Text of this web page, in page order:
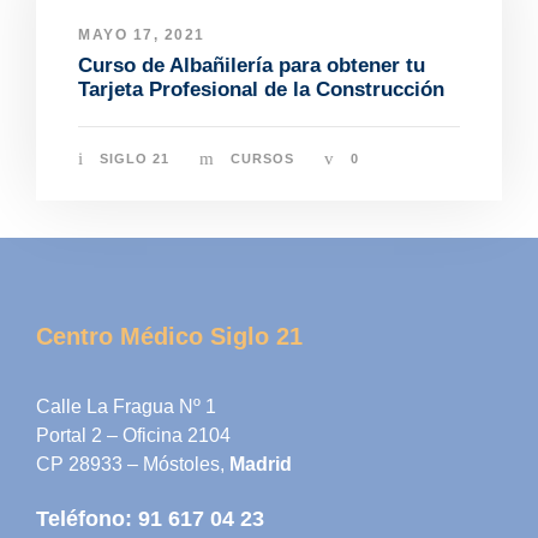
MAYO 17, 2021
Curso de Albañilería para obtener tu
Tarjeta Profesional de la Construcción
SIGLO 21 CURSOS 0
Centro Médico Siglo 21
Calle La Fragua Nº 1
Portal 2 – Oficina 2104
CP 28933 – Móstoles, Madrid
Teléfono: 91 617 04 23